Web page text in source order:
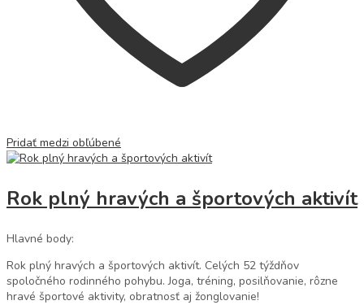
Pridať medzi obľúbené
Rok plný hravých a športových aktivít
Hlavné body:
Rok plný hravých a športových aktivít. Celých 52 týždňov
spoločného rodinného pohybu. Joga, tréning, posilňovanie, rôzne
hravé športové aktivity, obratnosť aj žonglovanie!